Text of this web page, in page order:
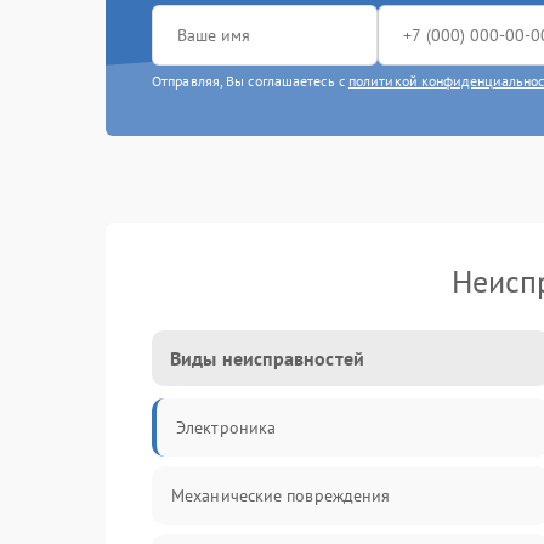
Отправляя, Вы соглашаетесь с политикой
Виды неисправностей
Электроника
Механические повреждения